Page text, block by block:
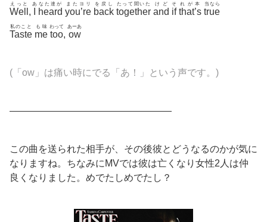
Well
えっと
,
あ
heard
なた達が
you’re
またヨリ
back
を戻し
together
たって聞いた
and
けど
if
そ
that’s
れが本
true
当なら
Taste
私のこと
me
も味
too
わって
, ow
あーあ
(「ow」は痛い時にでる「あ！」という声です。)
—————————————————
この曲を送られた相手が、その後彼とどうなるのかが気に
なりますね。ちなみにMVでは彼は亡くなり女性2人は仲
良くなりました。めでたしめでたし？